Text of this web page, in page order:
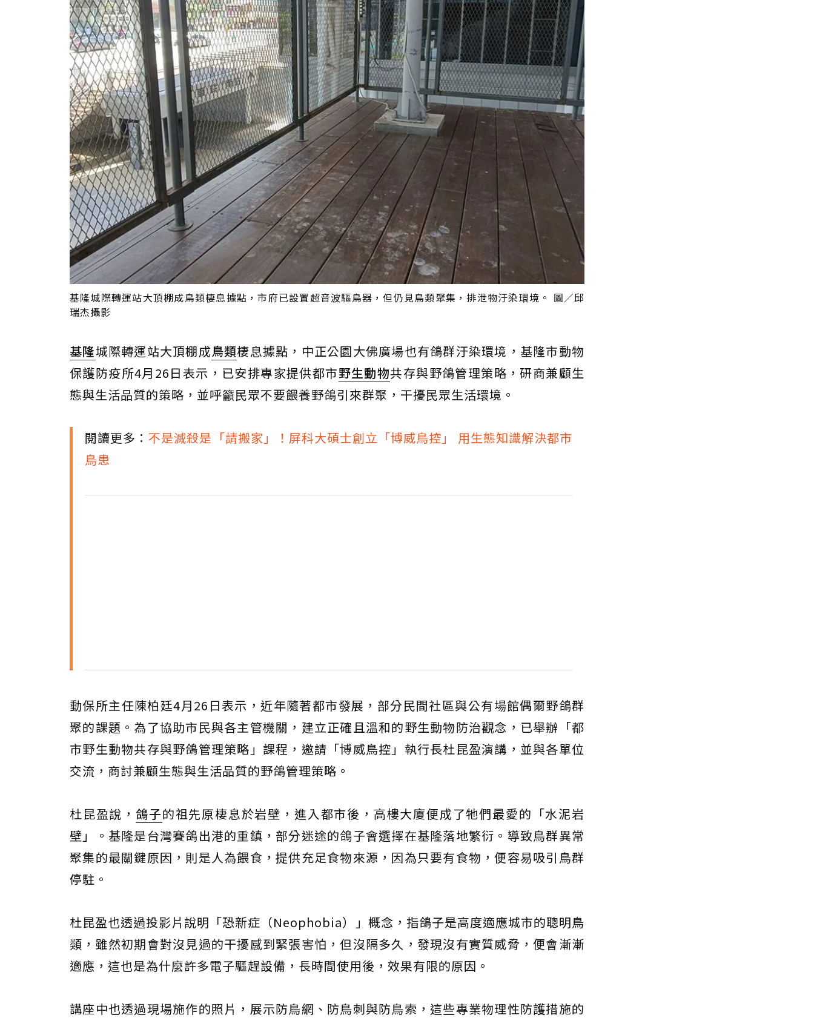
基隆城際轉運站大頂棚成鳥類棲息據點，市府已設置超音波驅鳥器，但仍見鳥類聚集，排泄物汙染環境。 圖／邱
瑞杰攝影
基隆城際轉運站大頂棚成鳥類棲息據點，中正公園大佛廣場也有鴿群汙染環境，基隆市動物
保護防疫所4月26日表示，已安排專家提供都市野生動物共存與野鴿管理策略，研商兼顧生
態與生活品質的策略，並呼籲民眾不要餵養野鴿引來群聚，干擾民眾生活環境。
閱讀更多：不是滅殺是「請搬家」！屏科大碩士創立「博威鳥控」 用生態知識解決都市
鳥患
動保所主任陳柏廷4月26日表示，近年隨著都市發展，部分民間社區與公有場館偶爾野鴿群
聚的課題。為了協助市民與各主管機關，建立正確且溫和的野生動物防治觀念，已舉辦「都
市野生動物共存與野鴿管理策略」課程，邀請「博威鳥控」執行長杜昆盈演講，並與各單位
交流，商討兼顧生態與生活品質的野鴿管理策略。
杜昆盈說，鴿子的祖先原棲息於岩壁，進入都市後，高樓大廈便成了牠們最愛的「水泥岩
壁」。基隆是台灣賽鴿出港的重鎮，部分迷途的鴿子會選擇在基隆落地繁衍。導致鳥群異常
聚集的最關鍵原因，則是人為餵食，提供充足食物來源，因為只要有食物，便容易吸引鳥群
停駐。
杜昆盈也透過投影片說明「恐新症（Neophobia）」概念，指鴿子是高度適應城市的聰明鳥
類，雖然初期會對沒見過的干擾感到緊張害怕，但沒隔多久，發現沒有實質威脅，便會漸漸
適應，這也是為什麼許多電子驅趕設備，長時間使用後，效果有限的原因。
講座中也透過現場施作的照片，展示防鳥網、防鳥刺與防鳥索，這些專業物理性防護措施的